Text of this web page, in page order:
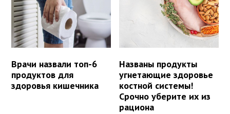
Врачи назвали топ-6
продуктов для
здоровья кишечника
Названы продукты
угнетающие здоровье
костной системы!
Срочно уберите их из
рациона